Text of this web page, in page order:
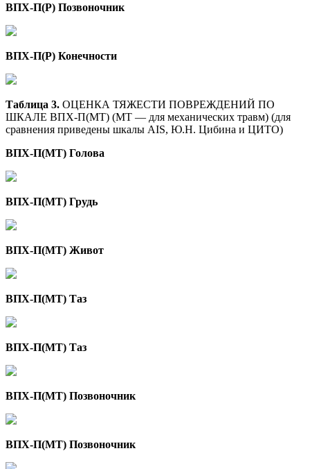
ВПХ-П(Р) Позвоночник
ВПХ-П(Р) Конечности
Таблица 3. ОЦЕНКА ТЯЖЕСТИ ПОВРЕЖДЕНИЙ ПО
ШКАЛЕ ВПХ-П(МТ) (МТ — для механических травм) (для
сравнения приведены шкалы AIS, Ю.Н. Цибина и ЦИТО)
ВПХ-П(МТ) Голова
ВПХ-П(МТ) Грудь
ВПХ-П(МТ) Живот
ВПХ-П(МТ) Таз
ВПХ-П(МТ) Таз
ВПХ-П(МТ) Позвоночник
ВПХ-П(МТ) Позвоночник